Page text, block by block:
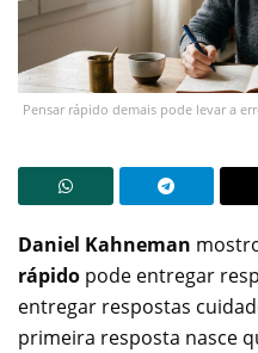
Pensar rápido demais pode levar a
Daniel Kahneman
rápido pode entregar
entregar respostas
primeira resposta nasce